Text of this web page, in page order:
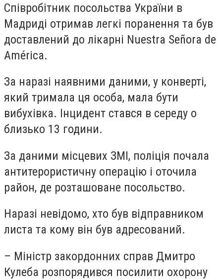
Співробітник посольства України в
Мадриді отримав легкі поранення та був
доставлений до лікарні Nuestra Señora de
América.
За наразі наявними даними, у конверті,
який тримала ця особа, мала бути
вибухівка. Інцидент стався в середу о
близько 13 години.
За даними місцевих ЗМІ, поліція почала
антитерористичну операцію і оточила
район, де розташоване посольство.
Наразі невідомо, хто був відправником
листа та кому він був адресований.
– Міністр закордонних справ Дмитро
Кулеба розпорядився посилити охорону